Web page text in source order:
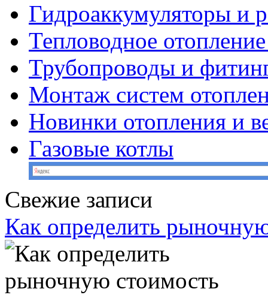
Гидроаккумуляторы и
Тепловодное
Трубопроводы и
Монтаж систем
Новинки отопления и
Газовые котлы
Свежие записи
Как определить